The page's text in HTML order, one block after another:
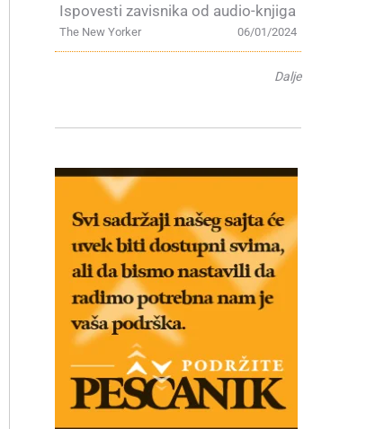
Ispovesti zavisnika od audio-knjiga
06/01/2024
The New Yorker
Dalje